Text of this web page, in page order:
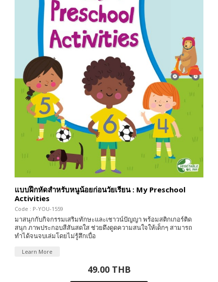
แบบฝึกหัดสำหรับหนูน้อยก่อนวัยเรียน : My Preschool
Activities
Code : P-YOU-1559
มาสนุกกับกิจกรรมเสริมทักษะและเชาวน์ปัญญา พร้อมสติกเกอร์ติด
สนุก ภาพประกอบสีสันสดใส ช่วยดึงดูดความสนใจให้เด็กๆ สามารถ
ทำได้จนจบเล่มโดยไม่รู้สึกเบื่อ
Learn More
49.00 THB